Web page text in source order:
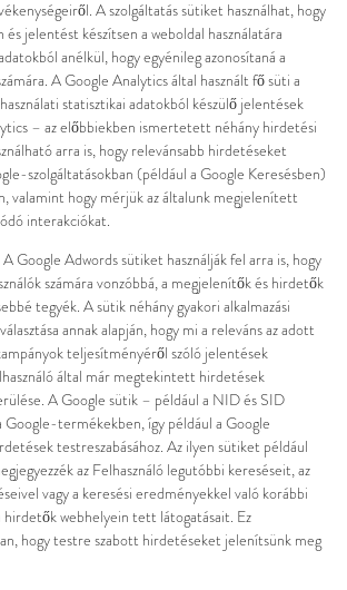
A szolgáltatás sütiket használhat, hogy
jelentést készítsen a weboldal használatára
anélkül, hogy egyénileg azonosítaná a
A Google Analytics által használt fő süti a
statisztikai adatokból készülő jelentések
– az előbbiekben ismertetett néhány hirdetési
arra is, hogy relevánsabb hirdetéseket
szolgáltatásokban (például a Google Keresésben)
valamint hogy mérjük az általunk megjelenített
interakciókat.
Google Adwords sütiket használják fel arra is, hogy
számára vonzóbbá, a megjelenítők és hirdetők
tegyék. A sütik néhány gyakori alkalmazási
annak alapján, hogy mi a releváns az adott
teljesítményéről szóló jelentések
által már megtekintett hirdetések
A Google sütik – például a NID és SID
Google-termékekben, így például a Google
testreszabásához. Az ilyen sütiket például
az Felhasználó legutóbbi kereséseit, az
vagy a keresési eredményekkel való korábbi
webhelyein tett látogatásait. Ez
hogy testre szabott hirdetéseket jelenítsünk meg